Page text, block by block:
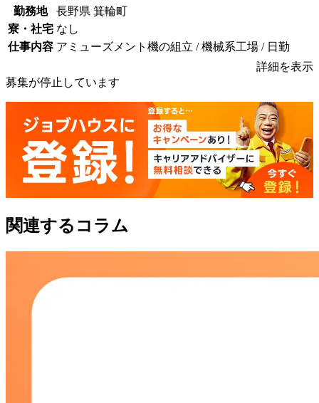
勤務地
長野県 箕輪町
寮・社宅 なし
仕事内容 アミューズメント機の組立 / 機械系工場 / 日勤
詳細を表示
募集が停止しています
関連するコラム